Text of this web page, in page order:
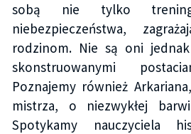
sobą nie tylko
niebezpieczeństwa,
rodzinom. Nie są oni
skonstruowanymi
Poznajemy również
mistrza, o niezwykłej
Spotykamy nauczyciela